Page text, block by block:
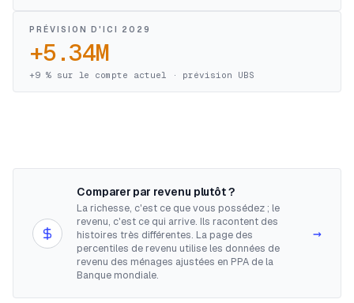
PRÉVISION D'ICI 2029
+5.34M
+9 % sur le compte actuel · prévision UBS
Comparer par revenu plutôt ?
La richesse, c'est ce que vous possédez ; le
revenu, c'est ce qui arrive. Ils racontent des
histoires très différentes. La page des
percentiles de revenu utilise les données de
revenu des ménages ajustées en PPA de la
Banque mondiale.
→